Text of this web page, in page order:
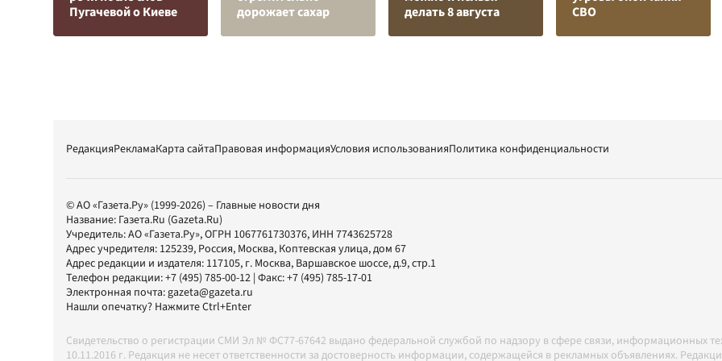
Пугачевой о Киеве
дорожает сахар
делать 8 августа
СВО
РедакцияРекламаКарта сайтаПравовая информацияУсловия использованияПолитика конфиденциальности
© АО «Газета.Ру» (1999-2026) – Главные новости дня
Название: Газета.Ru (Gazeta.Ru)
Учредитель:АО «Газета.Ру», ОГРН 1067761730376, ИНН 7743625728
Адрес учредителя: 125239, Россия, Москва, Коптевская улица, дом 67
Адрес редакции и издателя: 117105, г. Москва, Варшавское шоссе, д.9, стр.1
Телефон редакции:+7 (495) 785-00-12 | Факс:+7 (495) 785-17-01
Электронная почта:gazeta@gazeta.ru
Нашли опечатку? Нажмите Ctrl+Enter
Свидетельство о регистрации СМИ Эл № ФС77-67642 выдано федеральной службой по надзору в сфере связи, информационных
10.11.2016 г. Редакция не несет ответственности за достоверность информации, содержащейся в рекламных объявлениях.